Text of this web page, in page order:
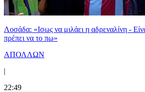
Λοσάδα: «Ισως να μιλάει η αδρεναλίνη -
πρέπει να το πω»
ΑΠΟΛΛΩΝ
|
22:49